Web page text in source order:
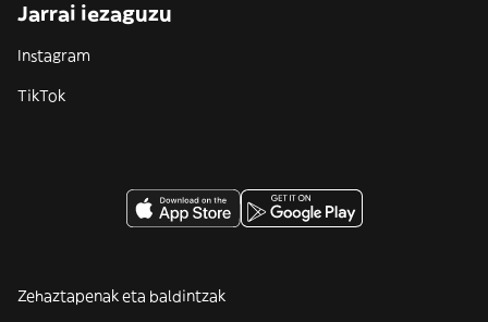
Jarrai iezaguzu
Instagram
TikTok
Zehaztapenak eta baldintzak